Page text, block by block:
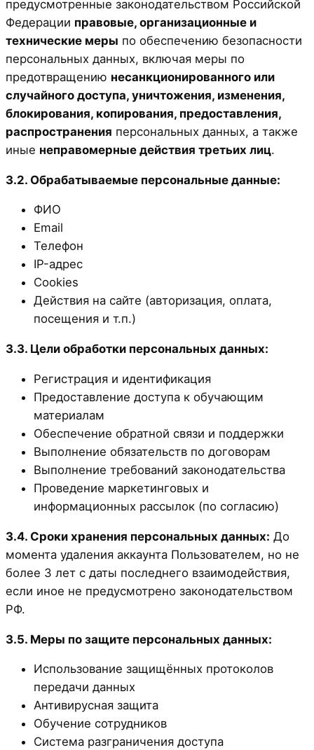
предусмотренные законодательством Российской
Федерации правовые, организационные и
технические меры по обеспечению безопасности
персональных данных, включая меры по
предотвращению несанкционированного или
случайного доступа, уничтожения, изменения,
блокирования, копирования, предоставления,
распространения персональных данных, а также
иные неправомерные действия третьих лиц.
3.2. Обрабатываемые персональные данные:
ФИО
Email
Телефон
IP-адрес
Cookies
Действия на сайте (авторизация, оплата,
посещения и т.п.)
3.3. Цели обработки персональных данных:
Регистрация и идентификация
Предоставление доступа к обучающим
материалам
Обеспечение обратной связи и поддержки
Выполнение обязательств по договорам
Выполнение требований законодательства
Проведение маркетинговых и
информационных рассылок (по согласию)
3.4. Сроки хранения персональных данных: До
момента удаления аккаунта Пользователем, но не
более 3 лет с даты последнего взаимодействия,
если иное не предусмотрено законодательством
РФ.
3.5. Меры по защите персональных данных:
Использование защищённых протоколов
передачи данных
Антивирусная защита
Обучение сотрудников
Система разграничения доступа